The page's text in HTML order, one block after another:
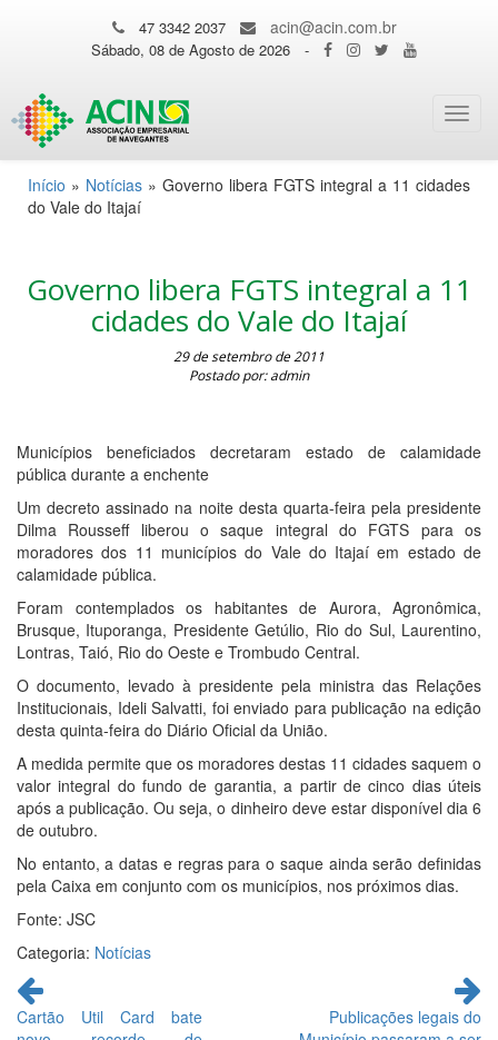
47 3342 2037 acin@acin.com.br
Sábado, 08 de Agosto de 2026 -
Início » Notícias » Governo libera FGTS integral a 11 cidades
do Vale do Itajaí
Governo libera FGTS integral a 11
cidades do Vale do Itajaí
29 de setembro de 2011
Postado por: admin
Municípios beneficiados decretaram estado de calamidade
pública durante a enchente
Um decreto assinado na noite desta quarta-feira pela presidente
Dilma Rousseff liberou o saque integral do FGTS para os
moradores dos 11 municípios do Vale do Itajaí em estado de
calamidade pública.
Foram contemplados os habitantes de Aurora, Agronômica,
Brusque, Ituporanga, Presidente Getúlio, Rio do Sul, Laurentino,
Lontras, Taió, Rio do Oeste e Trombudo Central.
O documento, levado à presidente pela ministra das Relações
Institucionais, Ideli Salvatti, foi enviado para publicação na edição
desta quinta-feira do Diário Oficial da União.
A medida permite que os moradores destas 11 cidades saquem o
valor integral do fundo de garantia, a partir de cinco dias úteis
após a publicação. Ou seja, o dinheiro deve estar disponível dia 6
de outubro.
No entanto, a datas e regras para o saque ainda serão definidas
pela Caixa em conjunto com os municípios, nos próximos dias.
Fonte: JSC
Categoria: Notícias
Continue
lendo
Cartão Util Card bate
Publicações legais do